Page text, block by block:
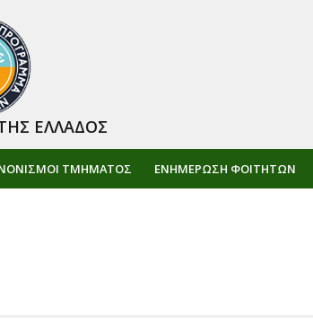
ΤΜΗΜΑΤΟΣ ΕΝΗΜΈΡΩΣΗ ΦΟΙΤΗΤΏΝ
ΕΛΛΑΔΟΣ